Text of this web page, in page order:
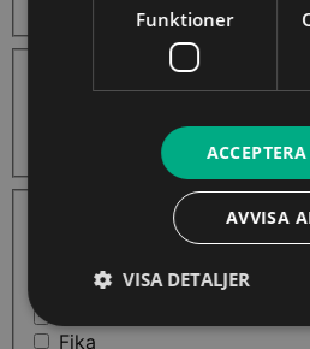
Steg 3 - Hur många kommer
Steg 4 - Välj eventuella tillägg
Digital kursdokumentation
Fysisk kursdokumentation
Egen grafisk profil
Textning av kurs
Fika
Funktioner
AVVISA
VISA DETALJER